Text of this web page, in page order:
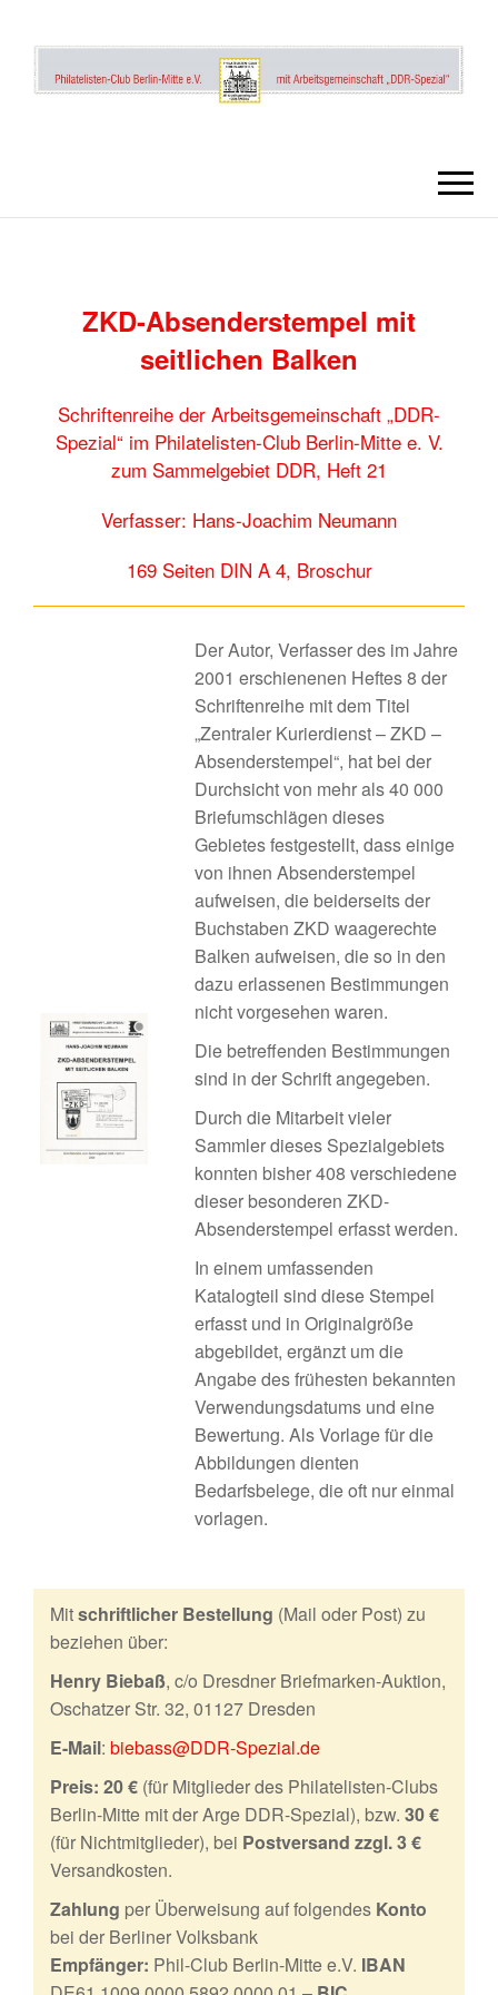
DDR
UND
ZKD-Absenderstempel mit
seitlichen Balken
Schriftenreihe der Arbeitsgemeinschaft „DDR-
Spezial“ im Philatelisten-Club Berlin-Mitte e. V.
zum Sammelgebiet DDR, Heft 21
Verfasser: Hans-Joachim Neumann
169 Seiten DIN A 4, Broschur
Der Autor, Verfasser des im Jahre
2001 erschienenen Heftes 8 der
Schriftenreihe mit dem Titel
„Zentraler Kurierdienst – ZKD –
Absenderstempel“, hat bei der
Durchsicht von mehr als 40 000
Briefumschlägen dieses
Gebietes festgestellt, dass einige
von ihnen Absenderstempel
aufweisen, die beiderseits der
Buchstaben ZKD waagerechte
Balken aufweisen, die so in den
dazu erlassenen Bestimmungen
nicht vorgesehen waren.
Die betreffenden Bestimmungen
sind in der Schrift angegeben.
Durch die Mitarbeit vieler
Sammler dieses Spezialgebiets
konnten bisher 408 verschiedene
dieser besonderen ZKD-
Absenderstempel erfasst werden.
In einem umfassenden
Katalogteil sind diese Stempel
erfasst und in Originalgröße
abgebildet, ergänzt um die
Angabe des frühesten bekannten
Verwendungsdatums und eine
Bewertung. Als Vorlage für die
Abbildungen dienten
Bedarfsbelege, die oft nur einmal
vorlagen.
Mitschriftlicher Bestellung (Mail oder Post) zu
beziehen über:
Henry Biebaß, c/o Dresdner Briefmarken-Auktion,
Oschatzer Str. 32, 01127 Dresden
E-Mail: biebass@DDR-Spezial.de
Preis: 20 € (für Mitglieder des Philatelisten-Clubs
Berlin-Mitte mit der Arge DDR-Spezial), bzw. 30 €
(für Nichtmitglieder), bei Postversand zzgl. 3 €
Versandkosten.
Zahlung per Überweisung auf folgendes Konto
bei der Berliner Volksbank
Empfänger: Phil-Club Berlin-Mitte e.V. IBAN